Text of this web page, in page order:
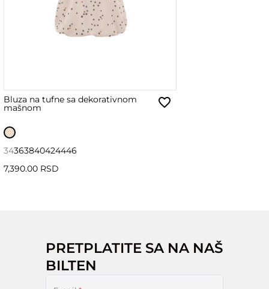
Bluza na tufne sa dekorativnom
mašnom
34363840424446
7,390.00 RSD
PRETPLATITE SA NA NAŠ
BILTEN